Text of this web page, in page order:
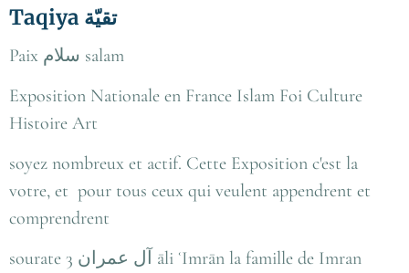
Taqiya تقيّة
Paix سلام salam
Exposition Nationale en France Islam Foi Culture
Histoire Art
soyez nombreux et actif. Cette Exposition c'est la
votre, et pour tous ceux qui veulent appendrent et
comprendrent
sourate 3 آل عمران āli ʿImrān la famille de Imran